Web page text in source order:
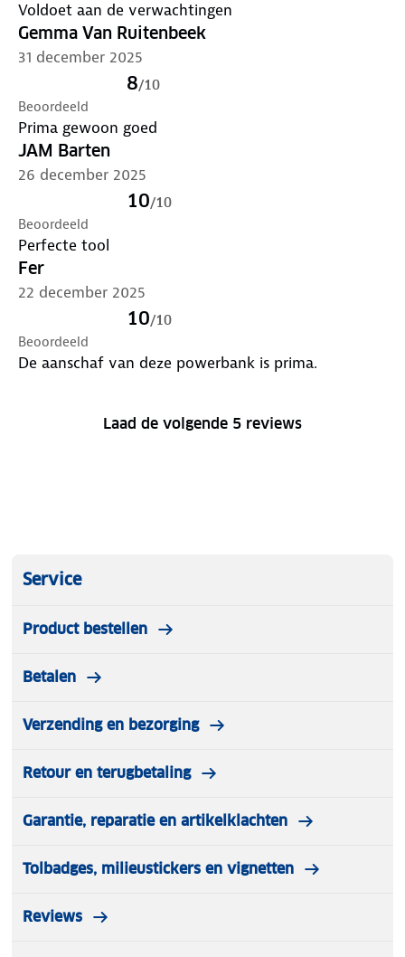
Voldoet aan de verwachtingen
Gemma Van Ruitenbeek
31 december 2025
8/10
Beoordeeld
Prima gewoon goed
JAM Barten
26 december 2025
10/10
Beoordeeld
Perfecte tool
Fer
22 december 2025
10/10
Beoordeeld
De aanschaf van deze powerbank is prima.
Laad de volgende 5 reviews
Service
Product bestellen
Betalen
Verzending en bezorging
Retour en terugbetaling
Garantie, reparatie en artikelklachten
Tolbadges, milieustickers en vignetten
Reviews